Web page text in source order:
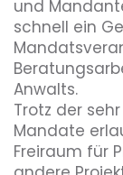
Flexible
und
schnell ein
Anwalts.
Trotz der
Mandate
Freiraum für